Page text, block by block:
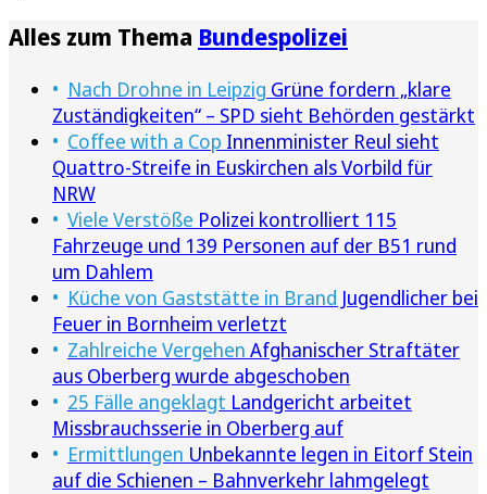
Alles zum Thema Bundespolizei
Nach Drohne in Leipzig Grüne fordern „klare
Zuständigkeiten“ – SPD sieht Behörden gestärkt
Coffee with a Cop Innenminister Reul sieht
Quattro-Streife in Euskirchen als Vorbild für
NRW
Viele Verstöße Polizei kontrolliert 115
Fahrzeuge und 139 Personen auf der B51 rund
um Dahlem
Küche von Gaststätte in Brand Jugendlicher bei
Feuer in Bornheim verletzt
Zahlreiche Vergehen Afghanischer Straftäter
aus Oberberg wurde abgeschoben
25 Fälle angeklagt Landgericht arbeitet
Missbrauchsserie in Oberberg auf
Ermittlungen Unbekannte legen in Eitorf Stein
auf die Schienen – Bahnverkehr lahmgelegt